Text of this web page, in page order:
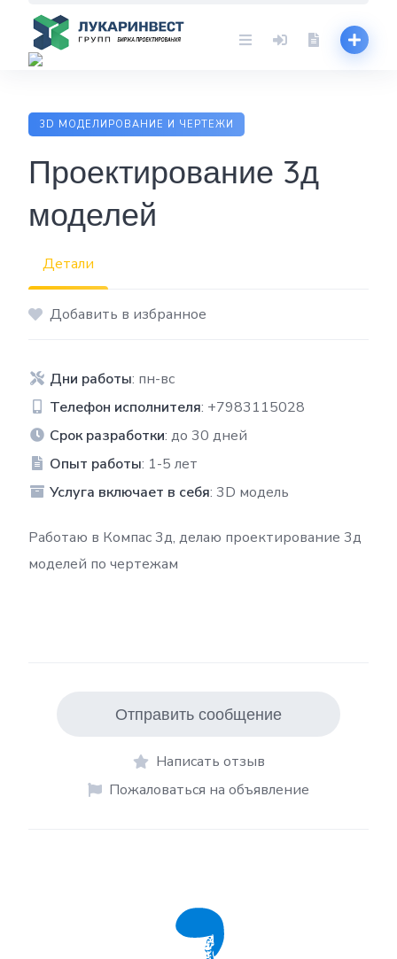
content
3D МОДЕЛИРОВАНИЕ И ЧЕРТЕЖИ
Проектирование 3д
моделей
Детали
Добавить в избранное
Дни работы: пн-вс
Телефон исполнителя: +7983115028
Срок разработки: до 30 дней
Опыт работы: 1-5 лет
Услуга включает в себя: 3D модель
Работаю в Компас 3д, делаю проектирование 3д
моделей по чертежам
Отправить сообщение
Написать отзыв
Пожаловаться на объявление